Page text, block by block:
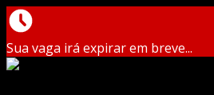
Sua vaga irá expirar em breve...